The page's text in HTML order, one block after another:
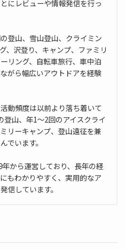
にレビューや情報発信を行っ
登山、雪山登山、クライミン
、沢登り、キャンプ、ファミリ
リング、自転車旅行、車中泊
がら幅広いアウトドアを経験
動頻度は以前より落ち着いて
登山、年1〜2回のアイスクライ
リーキャンプ、登山遠征を兼
でいます。
から運営しており、長年の経
もわかりやすく、実用的なア
信しています。